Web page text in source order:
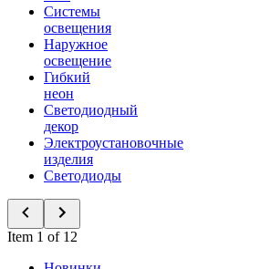
Системы
освещения
Наружное
освещение
Гибкий
неон
Светодиодный
декор
Электроустановочные
изделия
Светодиоды
Item 1 of 12